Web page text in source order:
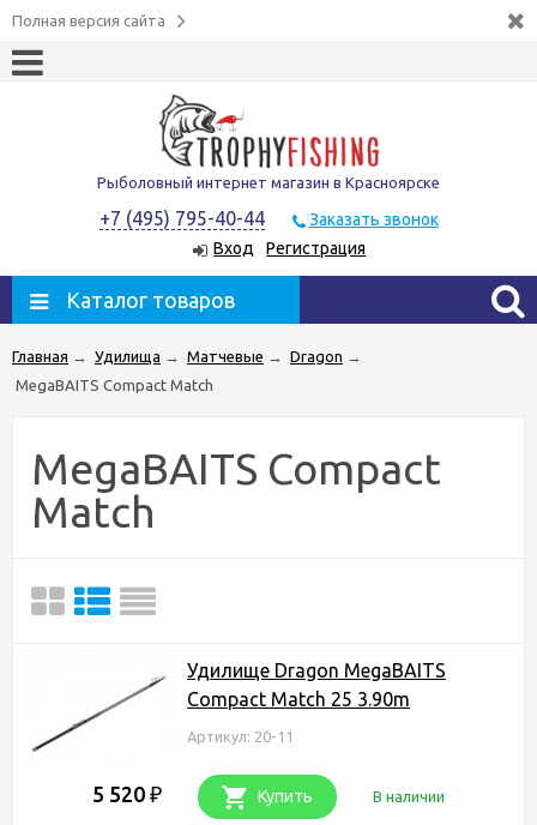
Полная версия сайта
Рыболовный интернет магазин в Красноярске
+7 (495) 795-40-44
Заказать звонок
Вход
Регистрация
Каталог товаров
Главная → Удилища → Матчевые → Dragon →
MegaBAITS Compact Match
MegaBAITS Compact
Match
Удилище Dragon MegaBAITS
Compact Match 25 3.90m
Артикул: 20-11
5 520 ₽ Купить В наличии